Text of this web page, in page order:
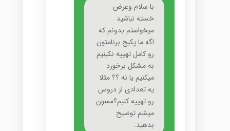
با سلام وعرض
خسته نباشید
میخواستم بدونم که
اگه ما پکیج برنامتون
رو کامل تهییه نکینیم
به مشکل برخورد
میکنیم یا نه ؟؟ مثلا
یه تعدادی از دروس
رو تهییه کنیم؟ممنون
میشم توضیح
بدهید.